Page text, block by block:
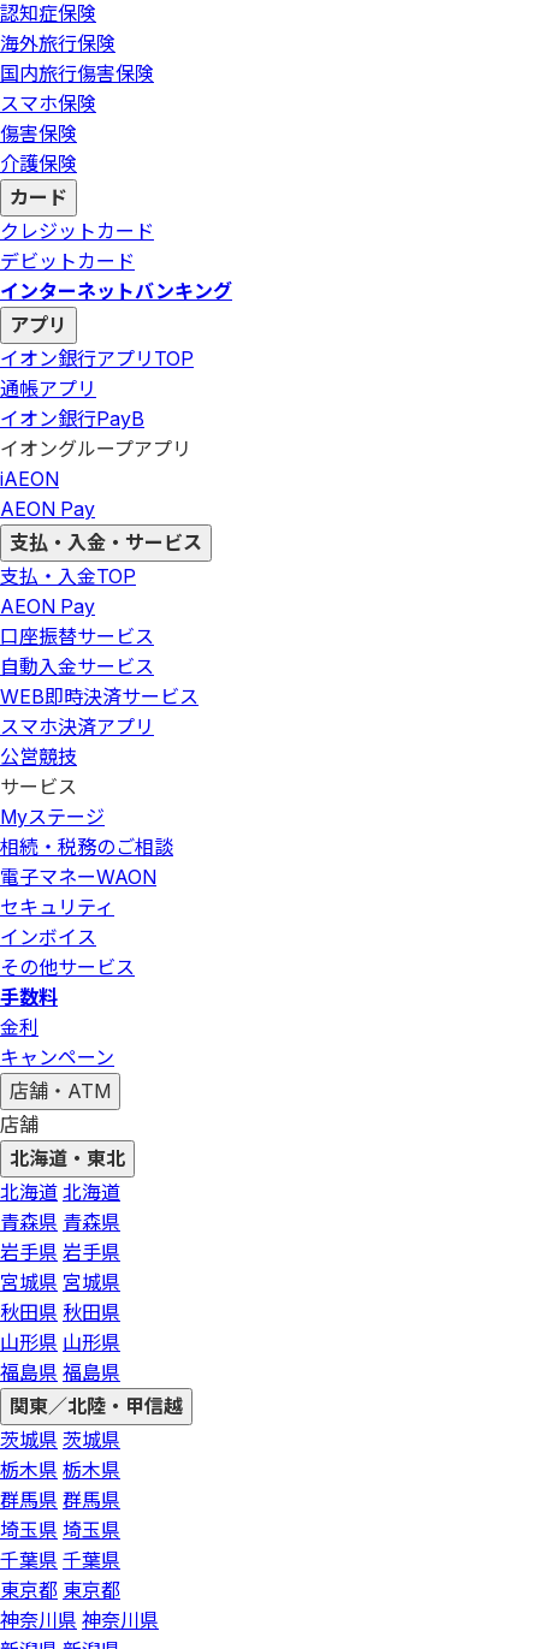
認知症保険
海外旅行保険
国内旅行傷害保険
スマホ保険
傷害保険
介護保険
カード
クレジットカード
デビットカード
インターネットバンキング
アプリ
イオン銀行アプリ TOP
通帳アプリ
イオン銀行PayB
イオングループアプリ
iAEON
AEON Pay
支払・入金・サービス
支払・入金TOP
AEON Pay
口座振替サービス
自動入金サービス
WEB即時決済サービス
スマホ決済アプリ
公営競技
サービス
Myステージ
相続・税務のご相談
電子マネーWAON
セキュリティ
インボイス
その他サービス
手数料
金利
キャンペーン
店舗・ATM
店舗
北海道・東北
北海道 北海道
青森県 青森県
岩手県 岩手県
宮城県 宮城県
秋田県 秋田県
山形県 山形県
福島県 福島県
関東／北陸・甲信越
茨城県 茨城県
栃木県 栃木県
群馬県 群馬県
埼玉県 埼玉県
千葉県 千葉県
東京都 東京都
神奈川県 神奈川県